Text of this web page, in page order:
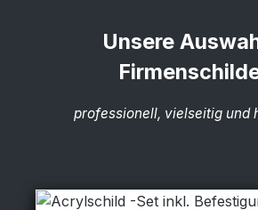
Unsere
professionell, vielseitig und